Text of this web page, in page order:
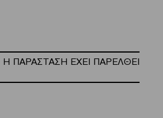
Η ΠΑΡΑΣΤΑΣΗ ΕΧΕΙ ΠΑΡΕΛΘΕΙ